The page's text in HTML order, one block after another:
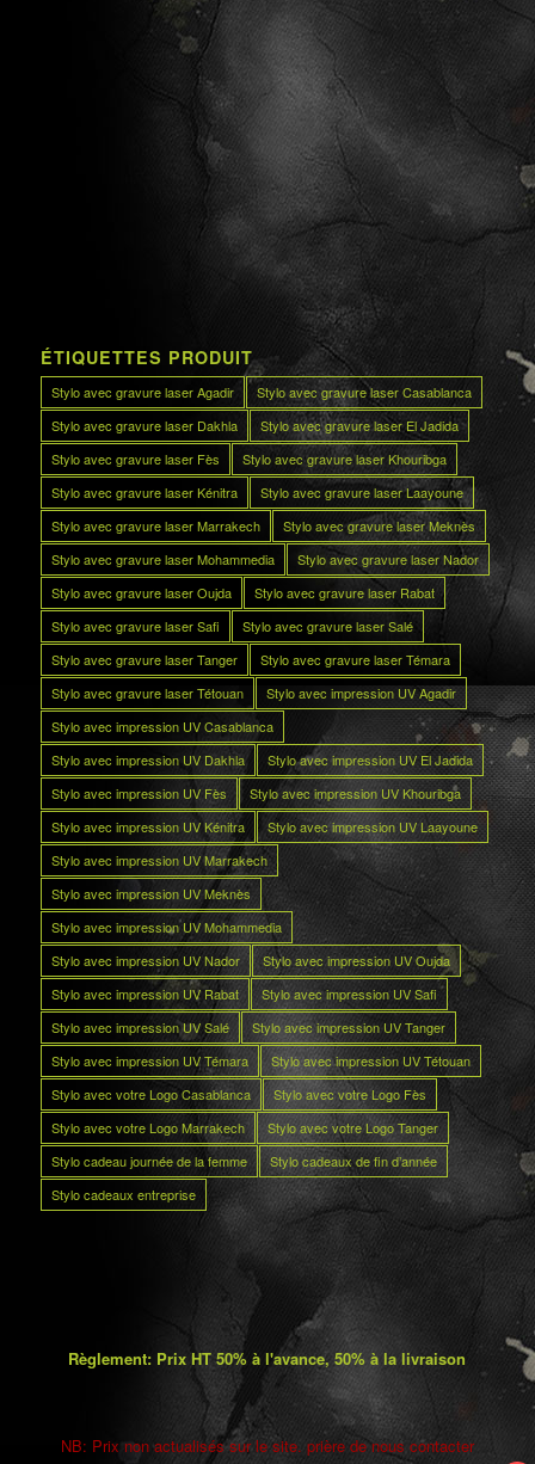
ÉTIQUETTES PRODUIT
Stylo avec gravure laser Agadir
Stylo avec gravure laser Casablanca
Stylo avec gravure laser Dakhla
Stylo avec gravure laser El Jadida
Stylo avec gravure laser Fès
Stylo avec gravure laser Khouribga
Stylo avec gravure laser Kénitra
Stylo avec gravure laser Laayoune
Stylo avec gravure laser Marrakech
Stylo avec gravure laser Meknès
Stylo avec gravure laser Mohammedia
Stylo avec gravure laser Nador
Stylo avec gravure laser Oujda
Stylo avec gravure laser Rabat
Stylo avec gravure laser Safi
Stylo avec gravure laser Salé
Stylo avec gravure laser Tanger
Stylo avec gravure laser Témara
Stylo avec gravure laser Tétouan
Stylo avec impression UV Agadir
Stylo avec impression UV Casablanca
Stylo avec impression UV Dakhla
Stylo avec impression UV El Jadida
Stylo avec impression UV Fès
Stylo avec impression UV Khouribga
Stylo avec impression UV Kénitra
Stylo avec impression UV Laayoune
Stylo avec impression UV Marrakech
Stylo avec impression UV Meknès
Stylo avec impression UV Mohammedia
Stylo avec impression UV Nador
Stylo avec impression UV Oujda
Stylo avec impression UV Rabat
Stylo avec impression UV Safi
Stylo avec impression UV Salé
Stylo avec impression UV Tanger
Stylo avec impression UV Témara
Stylo avec impression UV Tétouan
Stylo avec votre Logo Casablanca
Stylo avec votre Logo Fès
Stylo avec votre Logo Marrakech
Stylo avec votre Logo Tanger
Stylo cadeau journée de la femme
Stylo cadeaux de fin d’année
Stylo cadeaux entreprise
Règlement: Prix HT 50% à l'avance, 50% à la livraison
NB: Prix non actualisés sur le site. prière de nous contacter